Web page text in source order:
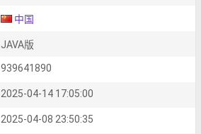
中国
JAVA版
939641890
2025-04-14 17:05:00
2025-04-08 23:50:35